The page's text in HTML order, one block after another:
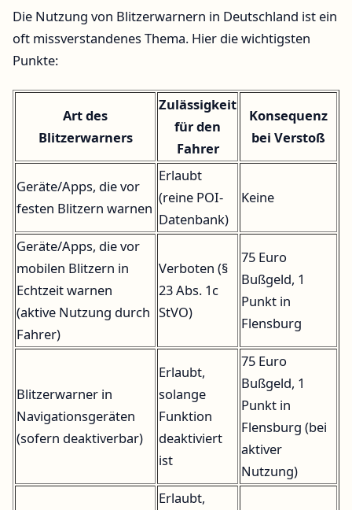
Die Nutzung von Blitzerwarnern in Deutschland ist ein
oft missverstandenes Thema. Hier die wichtigsten
Punkte:
Art des
Blitzerwarners
Zulässigkeit
für den
Fahrer
Konsequenz
bei Verstoß
Geräte/Apps, die vor
festen Blitzern warnen
Erlaubt
(reine POI-
Datenbank)
Keine
Geräte/Apps, die vor
mobilen Blitzern in
Echtzeit warnen
(aktive Nutzung durch
Fahrer)
Verboten (§
23 Abs. 1c
StVO)
75 Euro
Bußgeld, 1
Punkt in
Flensburg
Blitzerwarner in
Navigationsgeräten
(sofern deaktiverbar)
Erlaubt,
solange
Funktion
deaktiviert
ist
75 Euro
Bußgeld, 1
Punkt in
Flensburg (bei
aktiver
Nutzung)
Erlaubt,